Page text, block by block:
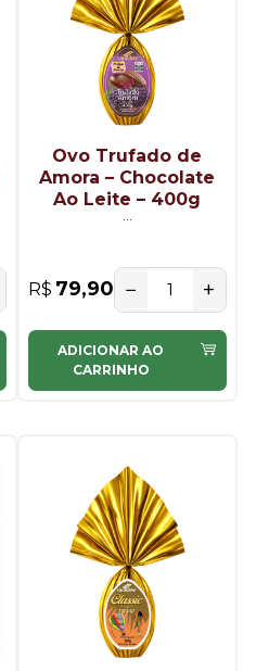
Ovo Trufado de
Amora – Chocolate
Ao Leite – 400g
R$ 79,90 − +
ADICIONAR AO
CARRINHO